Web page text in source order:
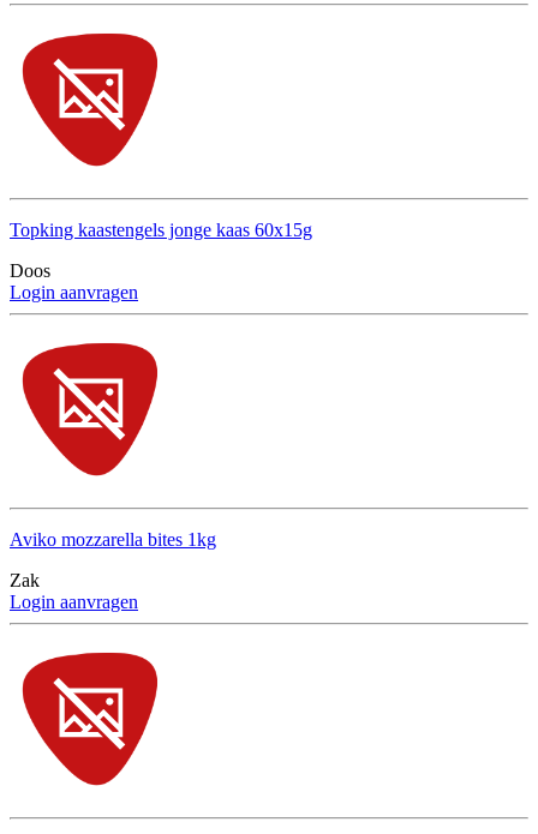
Topking kaastengels jonge kaas 60x15g
Doos
Login aanvragen
Aviko mozzarella bites 1kg
Zak
Login aanvragen